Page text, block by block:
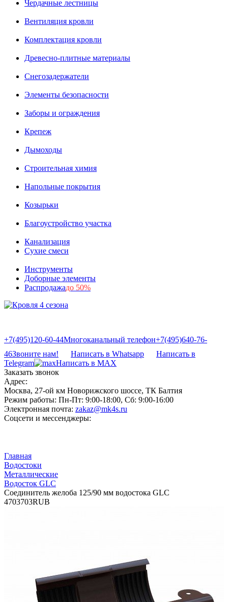
Чердачные лестницы
Вентиляция кровли
Комплектация кровли
Древесно-плитные материалы
Снегозадержатели
Элементы безопасности
Заборы и ограждения
Крепеж
Дымоходы
Строительная химия
Напольные покрытия
Козырьки
Благоустройство участка
Канализация
Сухие смеси
Инструменты
Доборные элементы
Распродажадо 50%
+7(495)120-60-44Многоканальный телефон+7(495)640-76-
46Звоните нам! Написать в Whatsapp
Написать в
Telegram
Написать в MAX
Заказать звонок
Адрес:
Москва, 27-ой км Новорижского шоссе, ТК Балтия
Режим работы: Пн-Пт: 9:00-18:00, Сб: 9:00-16:00
Электронная почта: zakaz@mk4s.ru
Соцсети и мессенджеры:
Главная
Водостоки
Металлические
Водосток GLC
Соединитель желоба 125/90 мм водостока GLC
4703703RUB